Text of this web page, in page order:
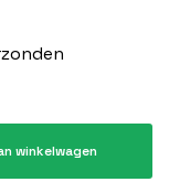
winkelwagen